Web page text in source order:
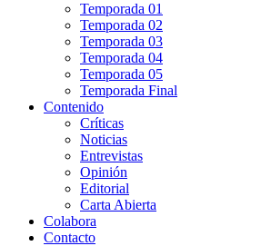
Temporada 01
Temporada 02
Temporada 03
Temporada 04
Temporada 05
Temporada Final
Contenido
Críticas
Noticias
Entrevistas
Opinión
Editorial
Carta Abierta
Colabora
Contacto